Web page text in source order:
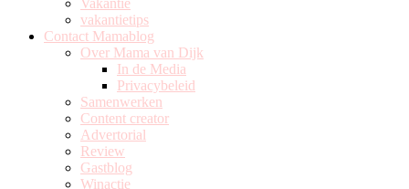
Vakantie
vakantietips
Contact Mamablog
Over Mama van Dijk
In de Media
Privacybeleid
Samenwerken
Content creator
Advertorial
Review
Gastblog
Winactie